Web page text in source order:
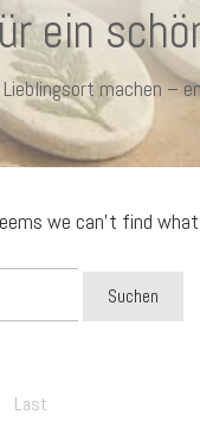
ein
Lieblingsort machen –
we can't find what
Last